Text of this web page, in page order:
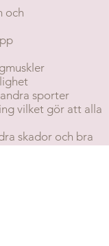
och
sporter
vilket gör att alla
skador och bra